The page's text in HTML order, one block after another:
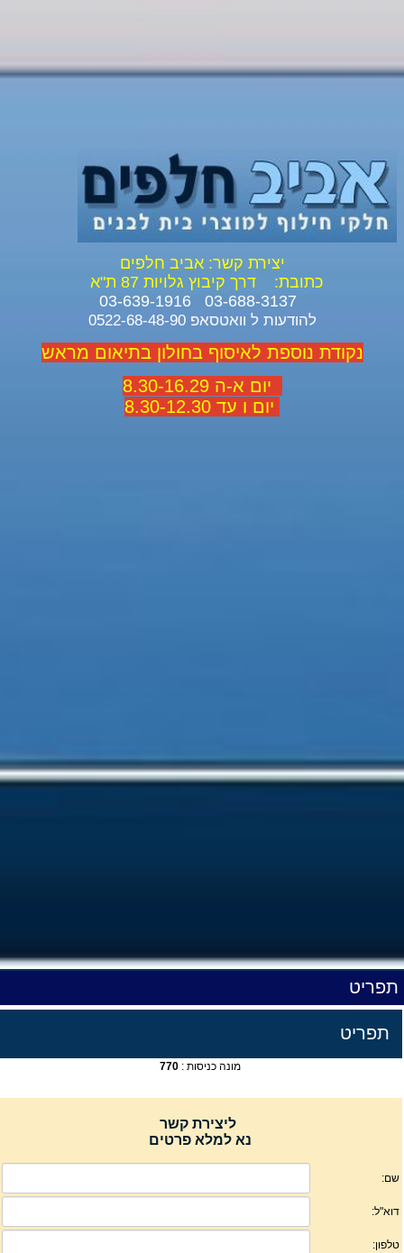
יצירת קשר: אביב חלפים
כתובת:
דרך קיבוץ גלויות 87 ת"א
להודעות ל וואטסאפ 0522-68-48-90
נקודת נוספת לאיסוף בחולון בתיאום מראש
יום א-ה 8.30-16.29
יום ו עד 8.30-12.30
תפריט
תפריט
מונה כניסות : 770
ליצירת קשר
נא למלא פרטים